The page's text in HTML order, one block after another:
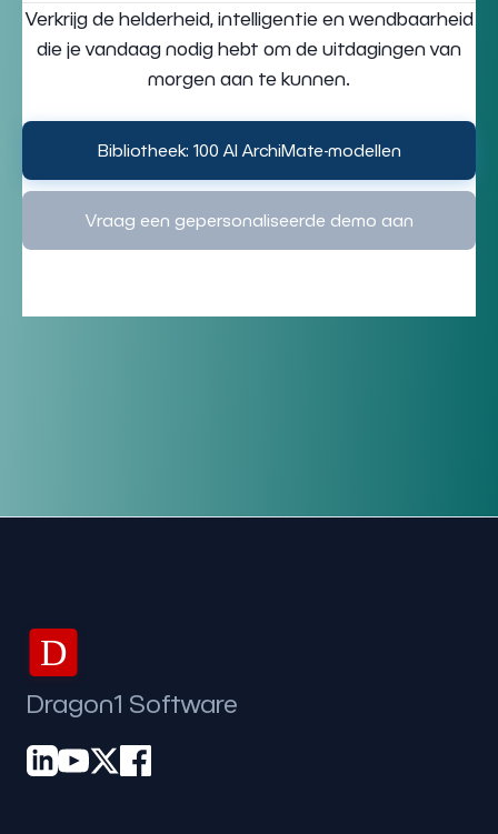
Verkrijg de helderheid, intelligentie en wendbaarheid
die je vandaag nodig hebt om de uitdagingen van
morgen aan te kunnen.
Bibliotheek: 100 AI ArchiMate-modellen
Vraag een gepersonaliseerde demo aan
D
Dragon1 Software